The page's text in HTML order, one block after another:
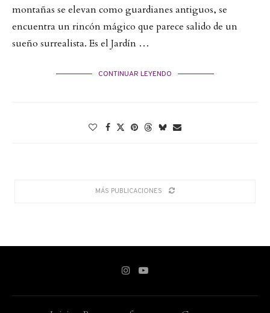
montañas se elevan como guardianes antiguos, se
encuentra un rincón mágico que parece salido de un
sueño surrealista. Es el Jardín …
CONTINUAR LEYENDO
MÁS PUBLICACIONES